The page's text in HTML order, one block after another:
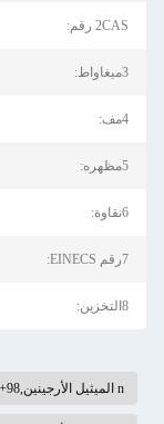
2CAS رقم: